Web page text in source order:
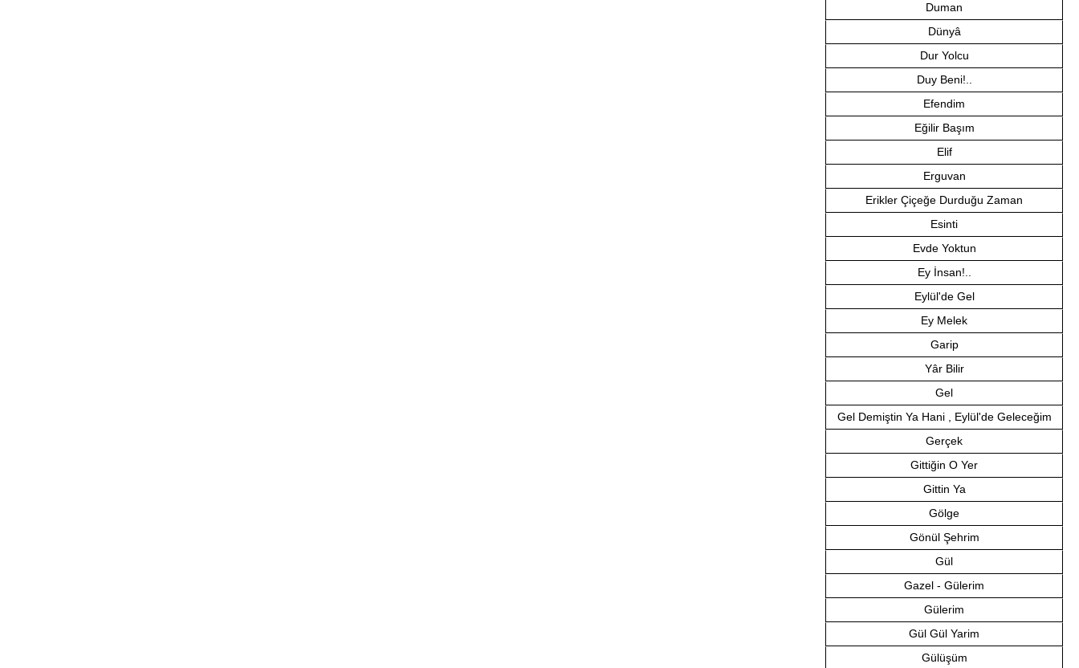
Duman
Dünyâ
Dur Yolcu
Duy Beni!..
Efendim
Eğilir Başım
Elif
Erguvan
Erikler Çiçeğe Durduğu Zaman
Esinti
Evde Yoktun
Ey İnsan!..
Eylül'de Gel
Ey Melek
Garip
Yâr Bilir
Gel
Gel Demiştin Ya Hani , Eylül'de Geleceğim
Gerçek
Gittiğin O Yer
Gittin Ya
Gölge
Gönül Şehrim
Gül
Gazel - Gülerim
Gülerim
Gül Gül Yarim
Gülüşüm